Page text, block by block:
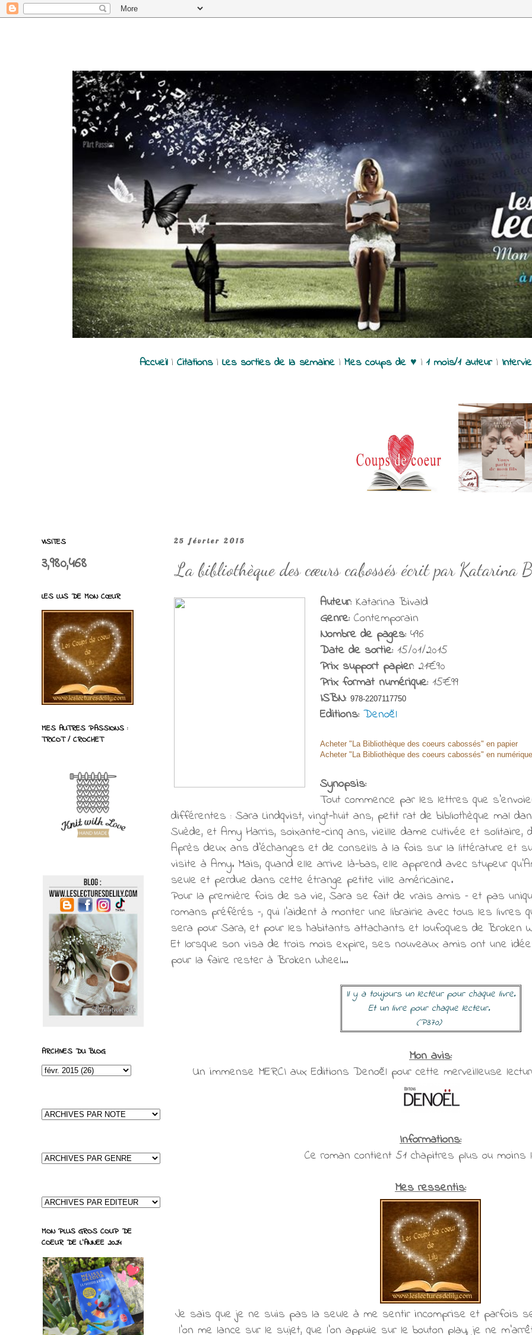
Accueil| Citations| Les sorties de la semaine| Mes coups de ♥ | 1 mois/1 auteur|
25 février 2015
La bibliothèque des cœurs cabossés écrit par
Auteur: Katarina Bivald
Genre:Contemporain
Nombre de pages: 496
Date de sortie: 15/01/2015
Prix support papier: 21€90
Prix format numérique: 15€99
ISBN: 978-2207117750
Editions: Denoël
Acheter "La Bibliothèque des coeurs cabossés" en papier
Acheter "La Bibliothèque des coeurs cabossés" en numérique
Synopsis:
Tout commence par les lettres que
différentes : Sara Lindqvist, vingt-huit ans, petit rat de bibliothèque mal
Suède, et Amy Harris, soixante-cinq ans, vieille dame cultivée et solitaire,
Après deux ans d’échanges et de conseils à la fois sur la littérature et
visite à Amy. Mais, quand elle arrive là-bas, elle apprend avec stupeur
seule et perdue dans cette étrange petite ville américaine.
Pour la première fois de sa vie, Sara se fait de vrais amis – et pas
romans préférés –, qui l'aident à monter une librairie avec tous les livres
sera pour Sara, et pour les habitants attachants et loufoques de Broken
Et lorsque son visa de trois mois expire, ses nouveaux amis ont une
pour la faire rester à Broken Wheel…
Il y a toujours un lecteur pour chaque livre.
Et un livre pour chaque lecteur.
(P370)
Mon avis:
Un immense MERCI aux Editions Denoël pour cette merveilleuse
Informations:
Ce roman contient 51 chapitres plus ou moins
Mes ressentis:
Je sais que je ne suis pas la seule à me sentir incomprise et parfois
l'on me lance sur le sujet, que l'on appuie sur le bouton play, je ne
VISITES
3,980,468
LES LUS DE MON CŒUR
MES AUTRES PASSIONS :
TRICOT / CROCHET
ARCHIVES DU BLOG
MON PLUS GROS COUP DE
COEUR DE L'ANNEE 2024